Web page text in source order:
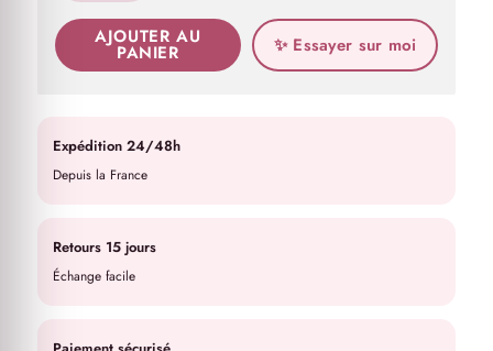
AJOUTER AU
PANIER ✨ Essayer sur moi
Expédition 24/48h
Depuis la France
Retours 15 jours
Échange facile